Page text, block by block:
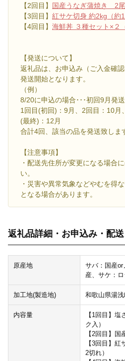
【2回目】
国産うなぎ蒲焼き 2尾
【3回目】 紅サケ切身 約2kg（約
【4回目】 海鮮丼 ３種セット×２
【発送について】
返礼品は、お申込み（ご入金確
発送開始となります。
（例）
8/20に申込の場合･･･初回9月発
1回目(初回)：9月、2回目：10月
(最終)：12月
合計4回、該当の品を発送致しま
【注意事項】
・配送先住所が変更になる場合
い。
・災害や異常気象などやむを得
となる場合があります。
返礼品詳細・お申込み・配送
原産地
サバ：国産or
産、サケ：
加工地(製造地) 和歌山県湯浅
内容量
【1回目】
ク入）
【2回目】
【3回目】
2切れ）